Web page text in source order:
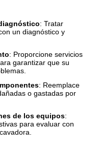
: Tratar
un diagnóstico y
: Proporcione servicios
garantizar que su
: Reemplace
o gastadas por
de los equipos:
para evaluar con